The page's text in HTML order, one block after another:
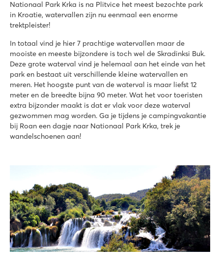
Nationaal Park Krka is na Plitvice het meest bezochte park
in Kroatie, watervallen zijn nu eenmaal een enorme
trektpleister!
In totaal vind je hier 7 prachtige watervallen maar de
mooiste en meeste bijzondere is toch wel de Skradinksi Buk.
Deze grote waterval vind je helemaal aan het einde van het
park en bestaat uit verschillende kleine watervallen en
meren. Het hoogste punt van de waterval is maar liefst 12
meter en de breedte bijna 90 meter. Wat het voor toeristen
extra bijzonder maakt is dat er vlak voor deze waterval
gezwommen mag worden. Ga je tijdens je campingvakantie
bij Roan een dagje naar Nationaal Park Krka, trek je
wandelschoenen aan!